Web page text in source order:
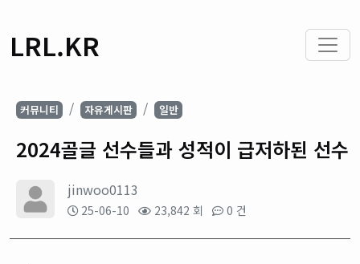
LRL.KR
커뮤니티 자유게시판 일반
2024골글 선수들과 성적이 급저하된 선수
jinwoo0113
25-06-10 23,842 회 0 건